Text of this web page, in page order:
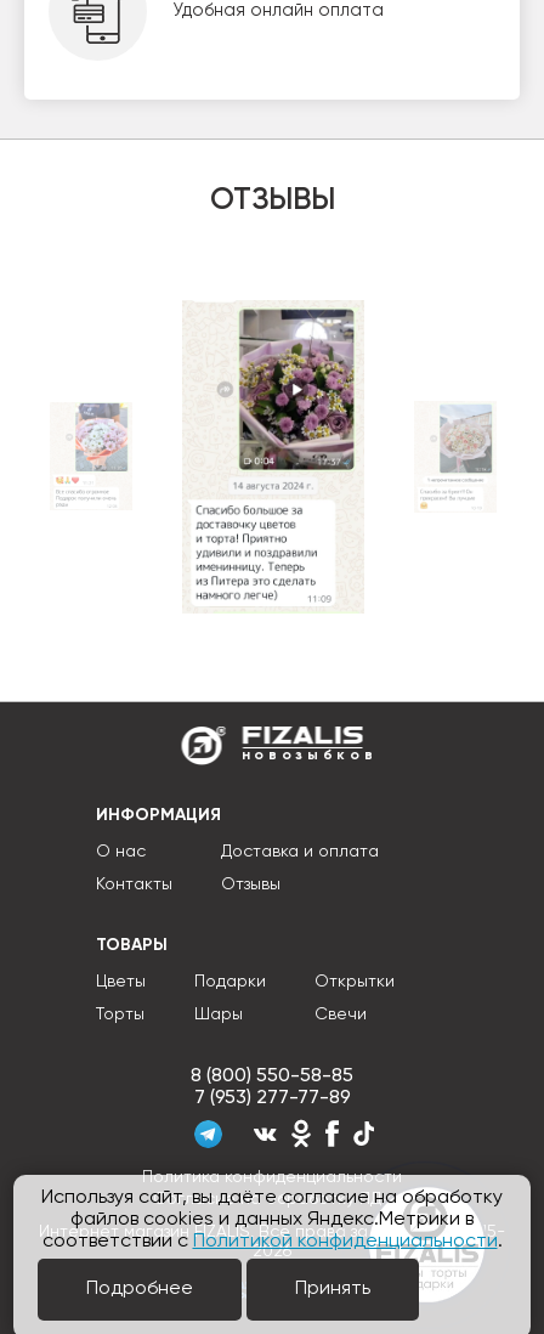
Используя сайт, вы даёте согласие на обработку
файлов cookies и данных Яндекс.Метрики в
соответствии с Политикой конфиденциальности.
Подробнее Принять
Удобная онлайн оплата
ОТЗЫВЫ
новозыбков
ИНФОРМАЦИЯ
О нас
Контакты
Доставка и оплата
Отзывы
ТОВАРЫ
Цветы
Торты
Подарки
Шары
Открытки
Свечи
8 (800) 550-58-85
7 (953) 277-77-89
Политика конфиденциальности
Согласие на обработку ПДн
Интернет магазин FIZALIS, Все права защищены © 2015-
2026